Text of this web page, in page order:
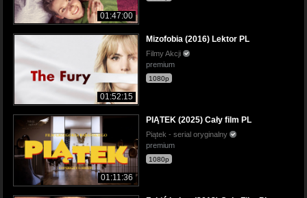
01:47:00
01:52:15
Mizofobia (2016) Lektor PL
Filmy Akcji
premium
1080p
01:11:36
PIĄTEK (2025) Cały film PL
Piątek - serial oryginalny
premium
1080p